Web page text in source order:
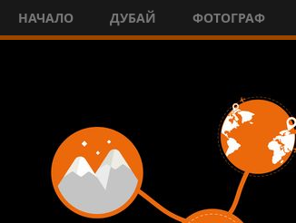
НАЧАЛО ДУБАЙ ФОТОГРАФ